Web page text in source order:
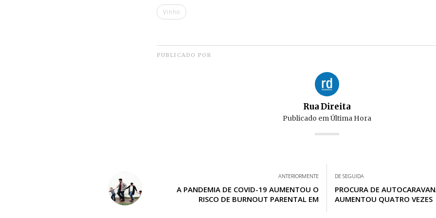
Vinho
PUBLICADO POR
Rua Direita
Publicado emÚltima Hora
ANTERIORMENTE
A PANDEMIA DE COVID-19 AUMENTOU O
RISCO DE BURNOUT PARENTAL EM
DE SEGUIDA
PROCURA DE
AUMENTOU QUATRO VEZES